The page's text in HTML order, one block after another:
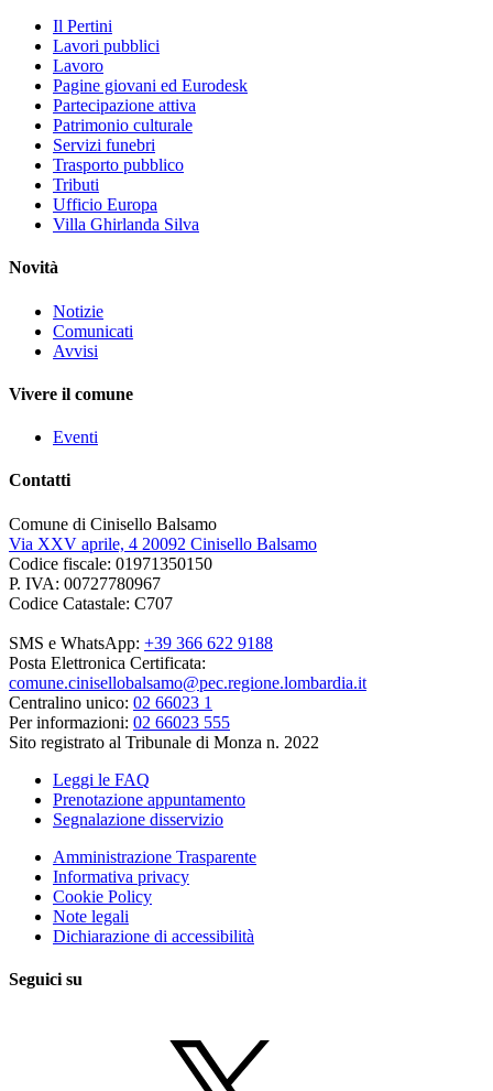
Il Pertini
Lavori pubblici
Lavoro
Pagine giovani ed Eurodesk
Partecipazione attiva
Patrimonio culturale
Servizi funebri
Trasporto pubblico
Tributi
Ufficio Europa
Villa Ghirlanda Silva
Novità
Notizie
Comunicati
Avvisi
Vivere il comune
Eventi
Contatti
Comune di Cinisello Balsamo
Via XXV aprile, 4 20092 Cinisello Balsamo
Codice fiscale: 01971350150
P. IVA: 00727780967
Codice Catastale: C707
SMS e WhatsApp: +39 366 622 9188
Posta Elettronica Certificata:
comune.cinisellobalsamo@pec.regione.lombardia.it
Centralino unico: 02 66023 1
Per informazioni: 02 66023 555
Sito registrato al Tribunale di Monza n. 2022
Leggi le FAQ
Prenotazione appuntamento
Segnalazione disservizio
Amministrazione Trasparente
Informativa privacy
Cookie Policy
Note legali
Dichiarazione di accessibilità
Seguici su